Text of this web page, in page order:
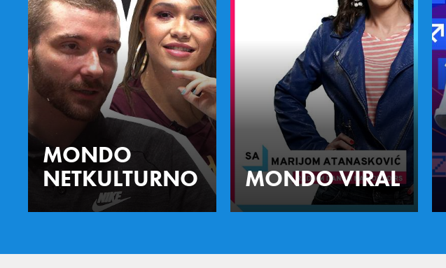
MONDO
NETKULTURNO
MONDO VIRAL